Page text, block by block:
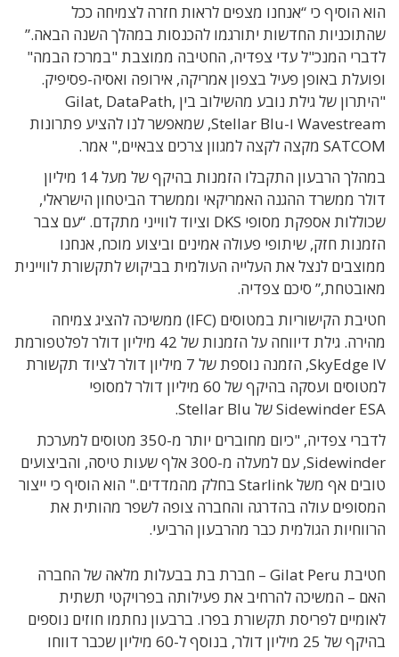
הוא הוסיף כי “אנחנו מצפים לראות חזרה לצמיחה ככל
שהתוכניות החדשות יתורגמו להכנסות במהלך השנה הבאה.”
לדברי המנכ"ל עדי צפדיה, החטיבה ממוצבת "במרכז הבמה"
ופועלת באופן פעיל בצפון אמריקה, אירופה ואסיה-פסיפיק.
"היתרון של גילת נובע מהשילוב בין Gilat, DataPath,
Wavestream ו-Stellar Blu, שמאפשר לנו להציע פתרונות
SATCOM מקצה לקצה למגוון צרכים צבאיים," אמר.
במהלך הרבעון התקבלו הזמנות בהיקף של מעל 14 מיליון
דולר ממשרד ההגנה האמריקאי וממשרד הביטחון הישראלי,
שכוללות אספקת מסופי DKS וציוד לווייני מתקדם. “עם צבר
הזמנות חזק, שיתופי פעולה אמינים וביצוע מוכח, אנחנו
ממוצבים לנצל את העלייה העולמית בביקוש לתקשורת לוויינית
מאובטחת,” סיכם צפדיה.
חטיבת הקישוריות במטוסים (IFC) ממשיכה להציג צמיחה
מהירה. גילת דיווחה על הזמנות של 42 מיליון דולר לפלטפורמת
SkyEdge IV, הזמנה נוספת של 7 מיליון דולר לציוד תקשורת
למטוסים ועסקה בהיקף של 60 מיליון דולר למסופי
Sidewinder ESA של Stellar Blu.
לדברי צפדיה, "כיום מחוברים יותר מ-350 מטוסים למערכת
Sidewinder, עם למעלה מ-300 אלף שעות טיסה, והביצועים
טובים אף משל Starlink בחלק מהמדדים." הוא הוסיף כי ייצור
המסופים עולה בהדרגה והחברה צופה לשפר מהותית את
הרווחיות הגולמית כבר מהרבעון הרביעי.
חטיבת Gilat Peru – חברת בת בבעלות מלאה של החברה
האם – המשיכה להרחיב את פעילותה בפרויקטי תשתית
לאומיים לפריסת תקשורת בפרו. ברבעון נחתמו חוזים נוספים
בהיקף של 25 מיליון דולר, בנוסף ל-60 מיליון שכבר דווחו